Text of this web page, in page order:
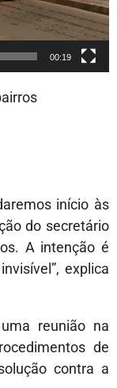
00:19
início às
do secretário
A intenção é
explica
reunião na
de
contra a